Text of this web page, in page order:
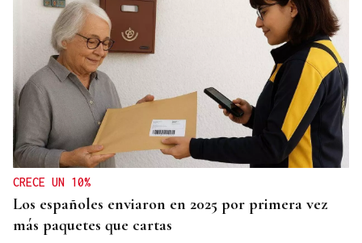
CRECE UN 10%
Los españoles enviaron en 2025 por primera vez
más paquetes que cartas